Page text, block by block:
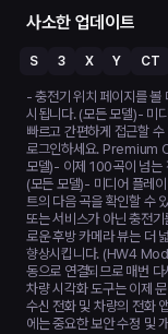
사소한 업데이트
S 3 X Y CT
- 충전기 위치 페이지를 볼
시됩니다. (모든 모델)- 미
빠르고 간편하게 접근할
로그인하세요. Premium
모델)- 이제 100곡이 넘
(모든 모델)- 미디어 플레
트의 다음 곡을 확인할 수
또는 서비스가 아닌 충전
로운 후방 카메라 뷰는 더
향상시킵니다. (HW4
동으로 연결되므로 매번
차량 시각화 도구는 이제
수신 전화 및 차량의 전화
에는 중요한 보안 수정 및